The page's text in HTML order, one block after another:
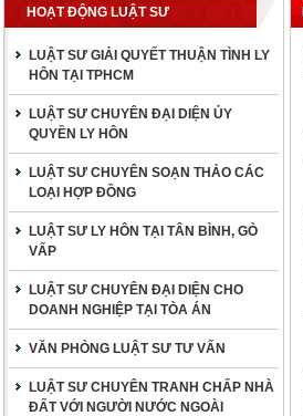
HOẠT ĐỘNG LUẬT SƯ
LUẬT SƯ GIẢI QUYẾT THUẬN TÌNH LY
HÔN TẠI TPHCM
LUẬT SƯ CHUYÊN ĐẠI DIỆN ỦY
QUYỀN LY HÔN
LUẬT SƯ CHUYÊN SOẠN THẢO CÁC
LOẠI HỢP ĐỒNG
LUẬT SƯ LY HÔN TẠI TÂN BÌNH, GÒ
VẤP
LUẬT SƯ CHUYÊN ĐẠI DIỆN CHO
DOANH NGHIỆP TẠI TÒA ÁN
VĂN PHÒNG LUẬT SƯ TƯ VẤN
LUẬT SƯ CHUYÊN TRANH CHẤP NHÀ
ĐẤT VỚI NGƯỜI NƯỚC NGOÀI